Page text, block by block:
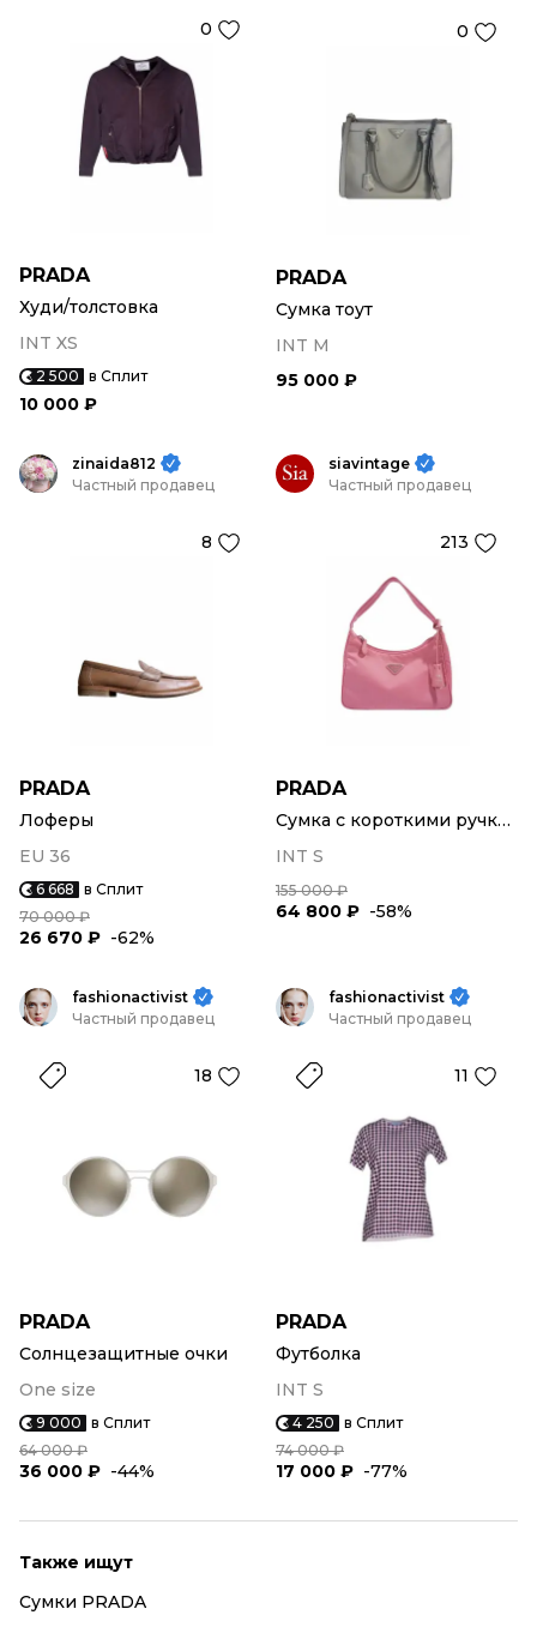
0
PRADA
Худи/толстовка
INT XS
2 500 в Сплит
10 000 ₽
0
PRADA
Сумка тоут
INT M
95 000 ₽
zinaida812
Частный продавец
8
PRADA
Лоферы
EU 36
6 668 в Сплит
70 000 ₽
26 670 ₽ -62%
siavintage
Частный продавец
213
PRADA
Сумка с короткими ручками
INT S
155 000 ₽
64 800 ₽ -58%
fashionactivist
Частный продавец
18
PRADA
Солнцезащитные очки
One size
9 000 в Сплит
64 000 ₽
36 000 ₽ -44%
fashionactivist
Частный продавец
11
PRADA
Футболка
INT S
4 250 в Сплит
74 000 ₽
17 000 ₽ -77%
Также ищут
Сумки PRADA